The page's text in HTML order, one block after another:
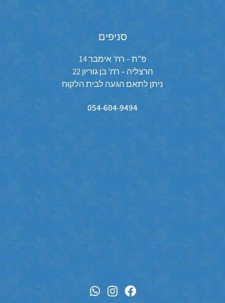
סניפים
פ”ת – רח’ אימבר 14
הרצליה – רח’ בן גוריון 22
ניתן לתאם הגעה לבית הלקוח
054-604-9494